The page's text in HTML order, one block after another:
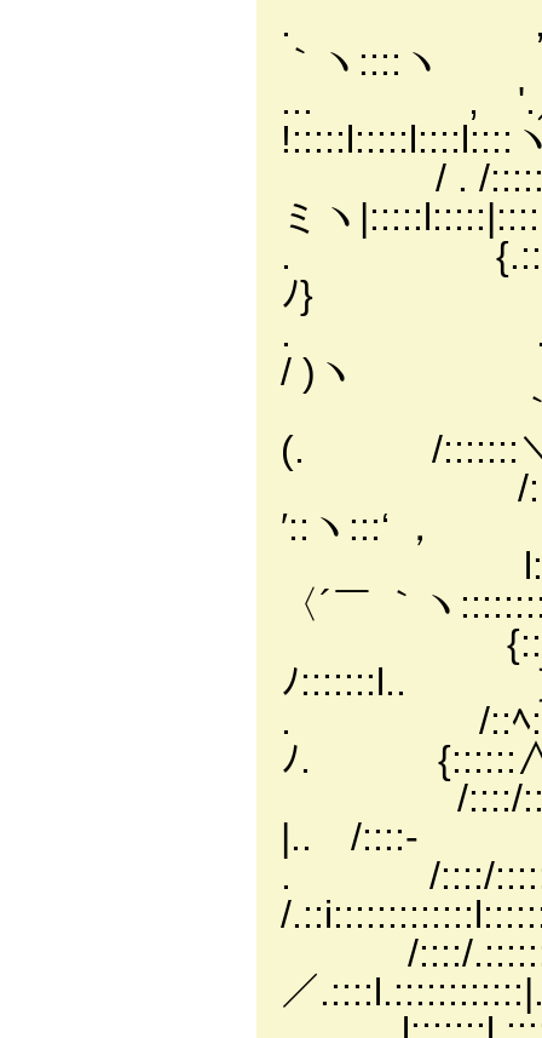
. , ':::::,::'/
｀ヽ::::ヽ
... , '.／::::/:/
!:::::l:::::l::::l::::
/ . /
ミヽ
.
ﾉ}
. ゝ.:::::l::
/ )ヽ
｀/｀
(. /:::::::
/::/:::l.
′::ヽ:::‘ ，
l::/:::::l.
〈´￣ ｀ヽ
ﾉ:::::::l..
. /::ﾍ
ﾉ.
/::::/
|.. /::::-ゝ /
. /::::/
/
/::::/
／